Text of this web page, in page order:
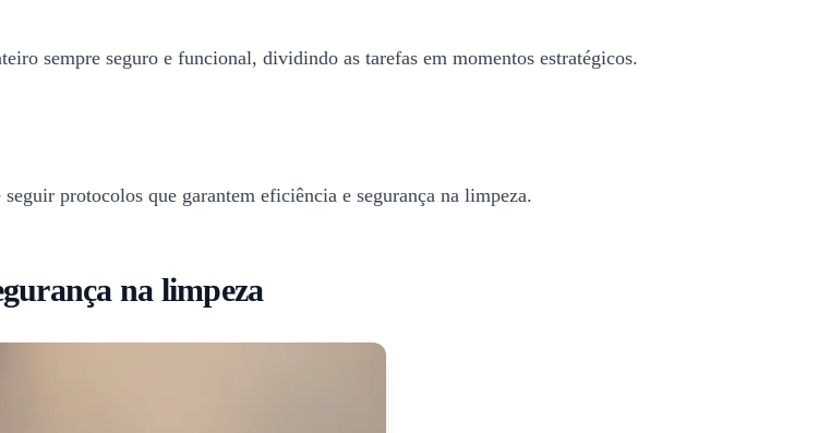
sempre seguro e funcional, dividindo as tarefas em momentos estratégicos.
protocolos que garantem eficiência e segurança na limpeza.
na limpeza